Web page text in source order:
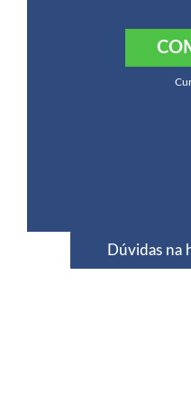
Dúvidas na